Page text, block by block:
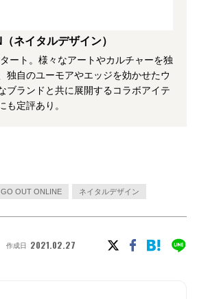
ネイタルデザイン）
ート。様々なアートやカルチャーを独
独自のユーモアやエッジを効かせたウ
ブランドと共に展開するコラボアイテ
も定評あり。
GO OUT ONLINE ネイタルデザイン
作成日 2021.02.27